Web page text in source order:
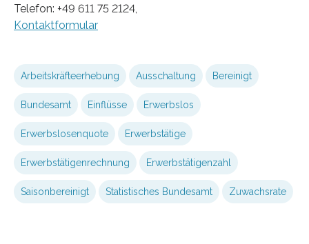
Telefon: +49 611 75 2124,
Kontaktformular
Arbeitskräfteerhebung Ausschaltung Bereinigt
Bundesamt Einflüsse Erwerbslos
Erwerbslosenquote Erwerbstätige
Erwerbstätigenrechnung Erwerbstätigenzahl
Saisonbereinigt Statistisches Bundesamt Zuwachsrate